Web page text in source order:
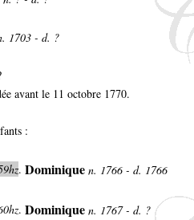
1703 - d. ?
avant le 11 octobre 1770.
:
. Dominique n. 1766 - d. 1766
. Dominique n. 1767 - d. ?